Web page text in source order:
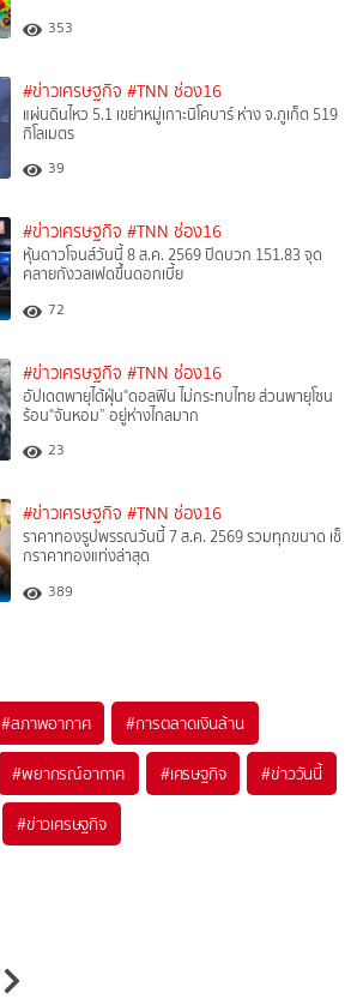
353
#ข่าวเศรษฐกิจ #TNN ช่อง16
แผ่นดินไหว 5.1 เขย่าหมู่เกาะนิโคบาร์ ห่าง จ.ภูเก็ต 519
กิโลเมตร
39
#ข่าวเศรษฐกิจ #TNN ช่อง16
หุ้นดาวโจนส์วันนี้ 8 ส.ค. 2569 ปิดบวก 151.83 จุด
คลายกังวลเฟดขึ้นดอกเบี้ย
72
#ข่าวเศรษฐกิจ #TNN ช่อง16
อัปเดตพายุไต้ฝุ่น"ดอลฟิน ไม่กระทบไทย ส่วนพายุโซน
ร้อน"จันหอม” อยู่ห่างไกลมาก
23
#ข่าวเศรษฐกิจ #TNN ช่อง16
ราคาทองรูปพรรณวันนี้ 7 ส.ค. 2569 รวมทุกขนาด เช็
กราคาทองแท่งล่าสุด
389
#สภาพอากาศ #การตลาดเงินล้าน
#พยากรณ์อากาศ #เศรษฐกิจ #ข่าววันนี้
#ข่าวเศรษฐกิจ